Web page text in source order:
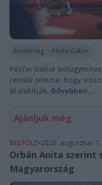
Rendőrség Pósfai Gábor
Pósfai Gábor
rendőr jelezte, hogy
átalakítják. Bővebben...
Ajánljuk még
BELFÖLD 2026. augusztus 7.
Orbán Anita
Magyarország